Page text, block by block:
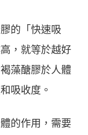
的「快速吸
，就等於越好
藻醣膠於人體
吸收度。
的作用，需要